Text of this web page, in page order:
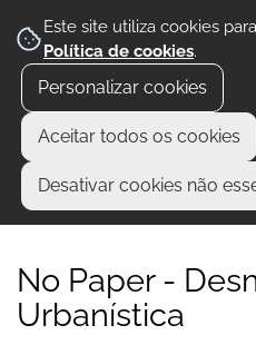
Este site utiliza cookies
Política de cookies.
Personalizar cookies
Aceitar todos os cookies
Desativar cookies não
No Paper -
Urbanística